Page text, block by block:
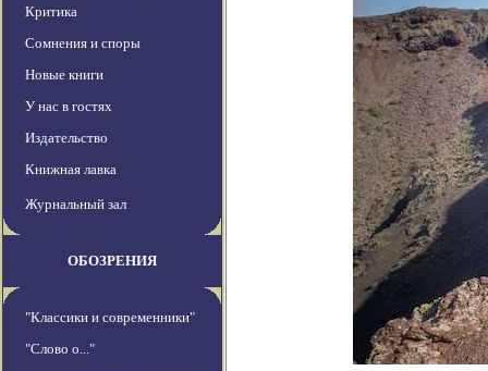
Критика
Сомнения и споры
Новые книги
У нас в гостях
Издательство
Книжная лавка
Журнальный зал
ОБОЗРЕНИЯ
"Классики и современники"
"Слово о..."